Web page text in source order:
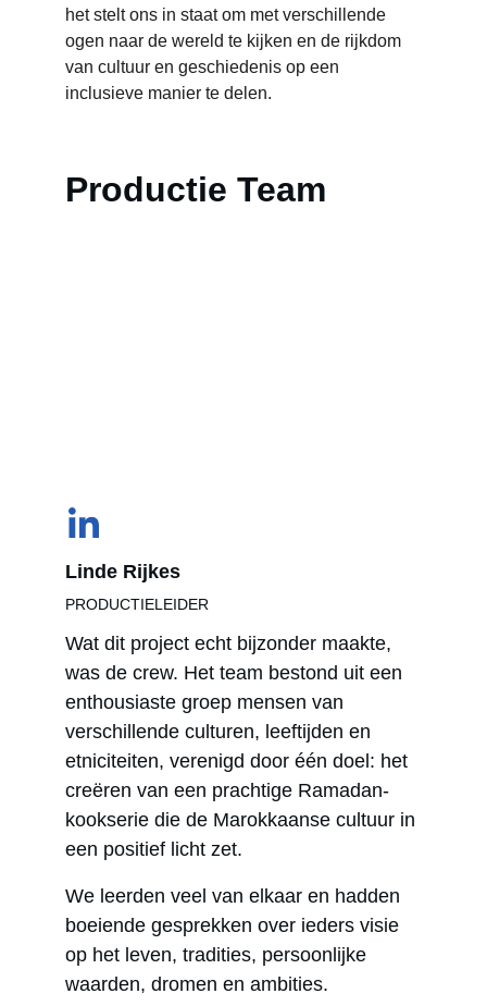
het stelt ons in staat om met verschillende
ogen naar de wereld te kijken en de rijkdom
van cultuur en geschiedenis op een
inclusieve manier te delen.
Linde Rijkes
PRODUCTIELEIDER
Wat dit project echt bijzonder maakte,
was de crew. Het team bestond uit een
enthousiaste groep mensen van
verschillende culturen, leeftijden en
etniciteiten, verenigd door één doel: het
creëren van een prachtige Ramadan-
kookserie die de Marokkaanse cultuur in
een positief licht zet.
We leerden veel van elkaar en hadden
boeiende gesprekken over ieders visie
op het leven, tradities, persoonlijke
waarden, dromen en ambities.
Productie Team